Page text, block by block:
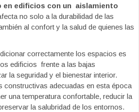
en edificios con un aislamiento
no solo a la durabilidad de las
al confort y la salud de quienes las
correctamente los espacios es
edificios frente a las bajas
la seguridad y el bienestar interior.
adecuadas en esta época
una temperatura confortable, reducir la
la salubridad de los entornos.